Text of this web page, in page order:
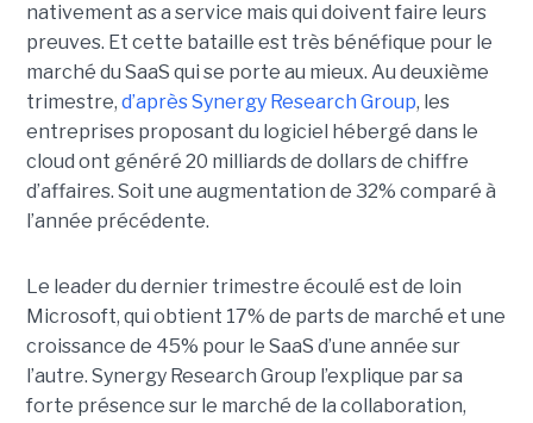
nativement as a service mais qui doivent faire leurs
preuves. Et cette bataille est très bénéfique pour le
marché du SaaS qui se porte au mieux. Au deuxième
trimestre, d’après Synergy Research Group, les
entreprises proposant du logiciel hébergé dans le
cloud ont généré 20 milliards de dollars de chiffre
d’affaires. Soit une augmentation de 32% comparé à
l’année précédente.
Le leader du dernier trimestre écoulé est de loin
Microsoft, qui obtient 17% de parts de marché et une
croissance de 45% pour le SaaS d’une année sur
l’autre. Synergy Research Group l’explique par sa
forte présence sur le marché de la collaboration,